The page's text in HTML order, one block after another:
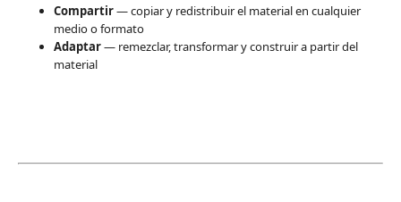
Compartir— copiar y redistribuir el material en cualquier
medio o formato
Adaptar— remezclar, transformar y construir a partir del
material